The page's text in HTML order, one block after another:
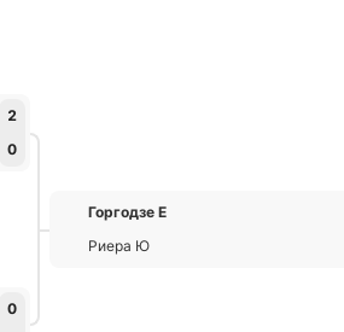
2
0
0
Горгодзе Е
Риера Ю